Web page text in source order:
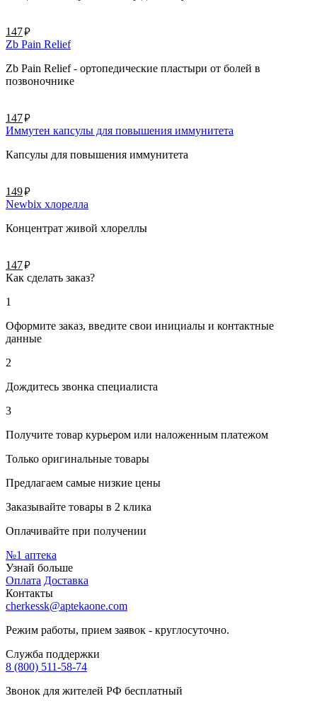
147руб.
Zb Pain Relief
Zb Pain Relief - ортопедические пластыри от болей в
позвоночнике
147руб.
Иммутен капсулы для повышения иммунитета
Капсулы для повышения иммунитета
149руб.
Newbix хлорелла
Концентрат живой хлореллы
147руб.
Как сделать заказ?
1
Оформите заказ, введите свои инициалы и контактные
данные
2
Дождитесь звонка специалиста
3
Получите товар курьером или наложенным платежом
Только оригинальные товары
Предлагаем самые низкие цены
Заказывайте товары в 2 клика
Оплачивайте при получении
№1 аптека
Узнай больше
Оплата Доставка
Контакты
cherkessk@aptekaone.com
Режим работы, прием заявок - круглосуточно.
Служба поддержки
8 (800) 511-58-74
Звонок для жителей РФ бесплатный